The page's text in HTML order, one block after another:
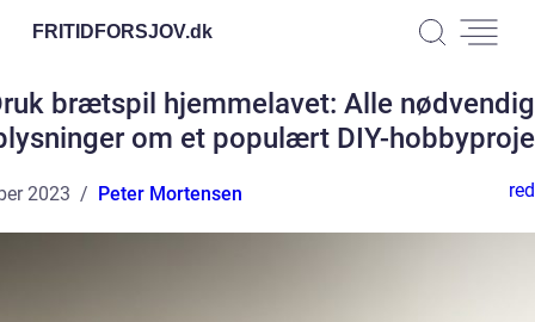
FRITIDFORSJOV.dk
brætspil hjemmelavet: Alle
om et populært DIY-
2023 Peter Mortensen